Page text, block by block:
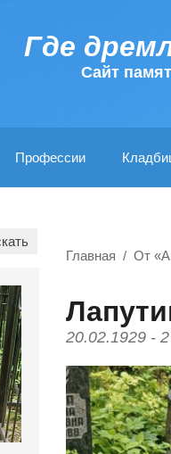
Где
Cайт
Профессии
Главная От
20.02.1929 -